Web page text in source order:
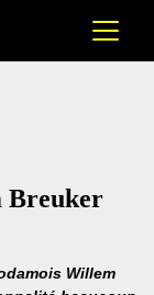
Breuker
Willem